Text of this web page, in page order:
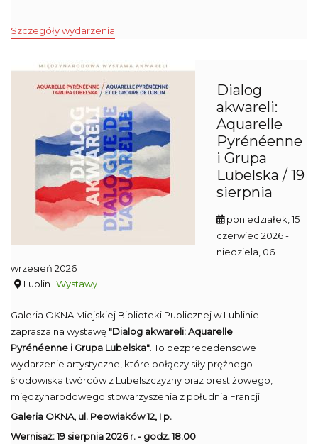
Szczegóły wydarzenia
Dialog
akwareli:
Aquarelle
Pyrénéenne
i Grupa
Lubelska / 19
sierpnia
poniedziałek, 15
czerwiec 2026-
niedziela, 06
wrzesień 2026
Lublin Wystawy
Galeria OKNA Miejskiej Biblioteki Publicznej w Lublinie
zaprasza na wystawę "Dialog akwareli: Aquarelle
Pyrénéenne i Grupa Lubelska" . To bezprecedensowe
wydarzenie artystyczne, które połączy siły prężnego
środowiska twórców z Lubelszczyzny oraz prestiżowego,
międzynarodowego stowarzyszenia z południa Francji.
Galeria OKNA, ul. Peowiaków 12, I p.
Wernisaż: 19 sierpnia 2026 r. - godz. 18.00